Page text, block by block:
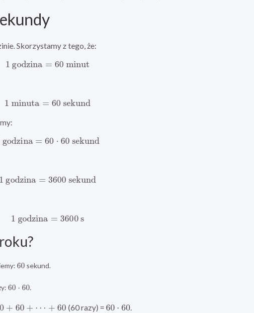
Skorzystamy z tego, że:
1godzina=60minut
1minuta =60sekund
godzina= 60⋅ 60sekund
1 godzina =3600sekund
1 godzina =3600s
60
sekund.
60 60
.
60+ (60 razy) = 60 60.